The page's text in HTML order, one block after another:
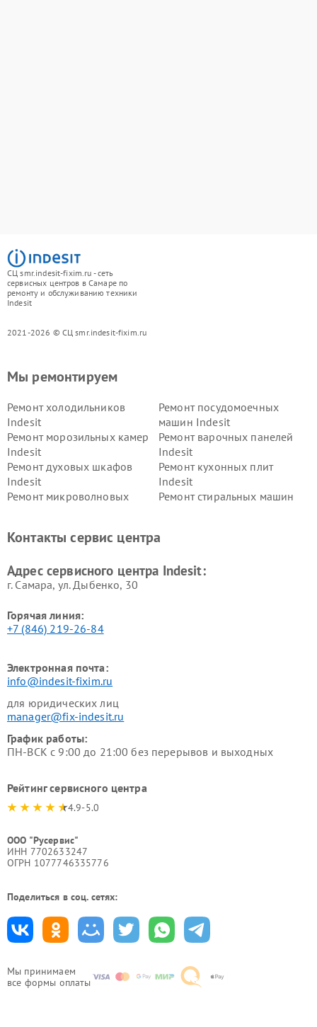
СЦ smr.indesit-fixim.ru - сеть
сервисных центров в Самаре по
ремонту и обслуживанию техники
Indesit
2021-2026 © СЦ smr.indesit-fixim.ru
Мы принимаем
все формы оплаты
Мы ремонтируем
Ремонт холодильников
Indesit
Ремонт посудомоечных
машин Indesit
Ремонт морозильных камер
Indesit
Ремонт варочных панелей
Indesit
Ремонт духовых шкафов
Indesit
Ремонт кухонных плит
Indesit
Ремонт микроволновых
Ремонт стиральных машин
Indesit
Indesit
Контакты сервис центра
Адрес сервисного центра Indesit:
г. Самара, ул. Дыбенко, 30
Горячая линия:
+7 (846) 219-26-84
Электронная почта:
info@indesit-fixim.ru
для юридических лиц
manager@fix-indesit.ru
График работы:
ПН-ВСК с 9:00 до 21:00 без перерывов и выходных
Рейтинг сервисного центра
4.9-5.0
ООО "Русервис"
ИНН 7702633247
ОГРН 1077746335776
Поделиться в соц. сетях: